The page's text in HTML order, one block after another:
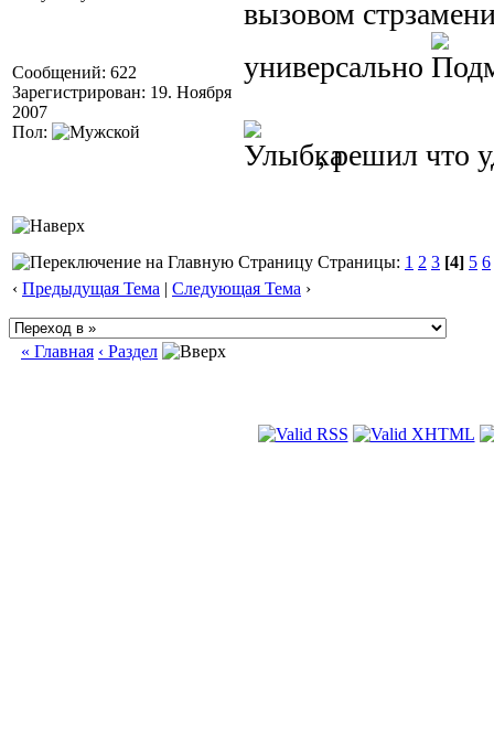
Сообщений: 622
Зарегистрирован: 19. Ноября
2007
Пол:
вызовом
универсально
, решил что
Страницы: 1 2 3 [4] 5 6
‹ Предыдущая Тема | Следующая Тема ›
« Главная ‹ Раздел